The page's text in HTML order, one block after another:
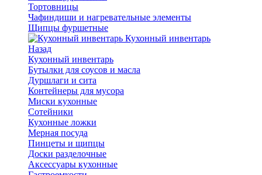
Тортовницы
Чафиндиши и нагревательные элементы
Щипцы фуршетные
Кухонный инвентарь
Назад
Кухонный инвентарь
Бутылки для соусов и масла
Дуршлаги и сита
Контейнеры для мусора
Миски кухонные
Сотейники
Кухонные ложки
Мерная посуда
Пинцеты и щипцы
Доски разделочные
Аксессуары кухонные